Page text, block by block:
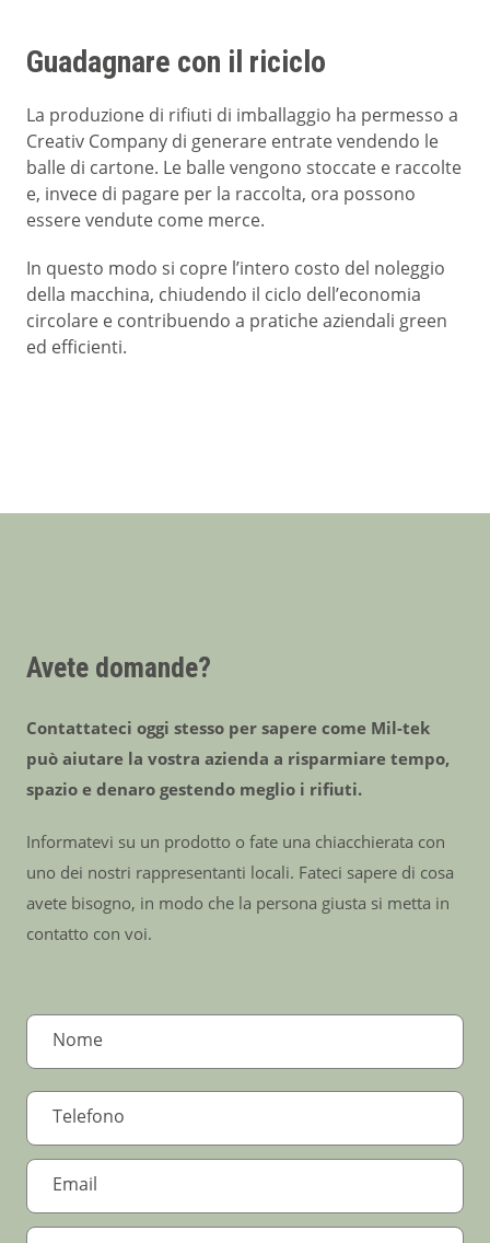
Guadagnare con il riciclo
La produzione di rifiuti di imballaggio ha permesso a
Creativ Company di generare entrate vendendo le
balle di cartone. Le balle vengono stoccate e raccolte
e, invece di pagare per la raccolta, ora possono
essere vendute come merce.
In questo modo si copre l’intero costo del noleggio
della macchina, chiudendo il ciclo dell’economia
circolare e contribuendo a pratiche aziendali green
ed efficienti.
Avete domande?
Contattateci oggi stesso per sapere come Mil-tek
può aiutare la vostra azienda a risparmiare tempo,
spazio e denaro gestendo meglio i rifiuti.
Informatevi su un prodotto o fate una chiacchierata con
uno dei nostri rappresentanti locali. Fateci sapere di cosa
avete bisogno, in modo che la persona giusta si metta in
contatto con voi.